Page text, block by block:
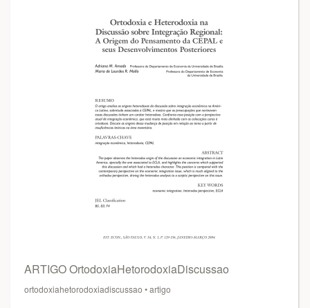
ARTIGO OrtodoxiaHetorodoxiaDiscussao
ortodoxiahetorodoxiadiscussao •artigo